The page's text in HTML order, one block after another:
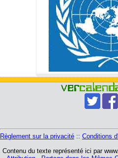
Règlement sur la privacité :: Conditions
Contenu du texte représenté ici par